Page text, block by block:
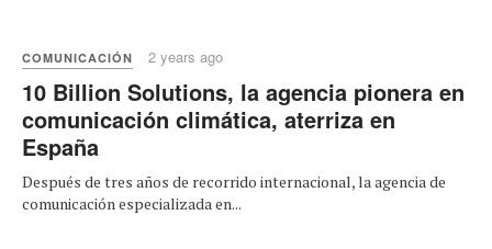
COMUNICACIÓN 2 years ago
10 Billion Solutions, la agencia pionera en
comunicación climática, aterriza en
España
Después de tres años de recorrido internacional, la agencia de
comunicación especializada en...